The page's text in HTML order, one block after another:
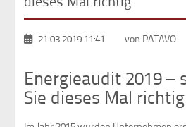
21.03.2019 11:41 von PATAVO
Energieaudit 2019 –
Sie dieses Mal richtig